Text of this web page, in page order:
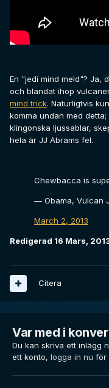
En "jedi mind meld"? Ja,
och blandat ihop
mind trick. Naturligtvis
komma undan med
klingonska ljussablar,
hela är JJ Abrams fel.
Chewbacca is
— Obama, Vulcan
March 2, 2013
Redigerad 16 Mars,
Citera
Var med i
Du kan skriva ett inlägg
ett konto, logga in nu för